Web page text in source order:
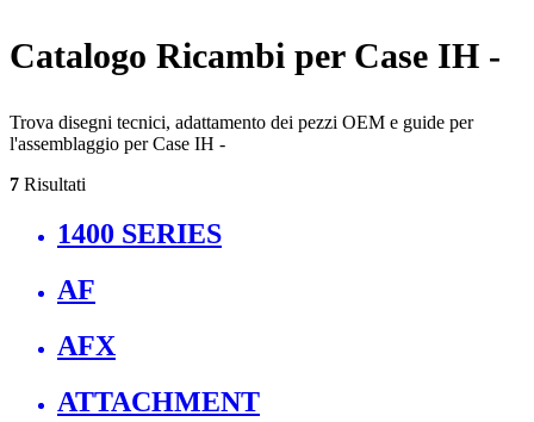
Catalogo Ricambi per Case IH -
Trova disegni tecnici, adattamento dei pezzi OEM e guide per
l'assemblaggio per Case IH -
7 Risultati
1400 SERIES
AF
AFX
ATTACHMENT